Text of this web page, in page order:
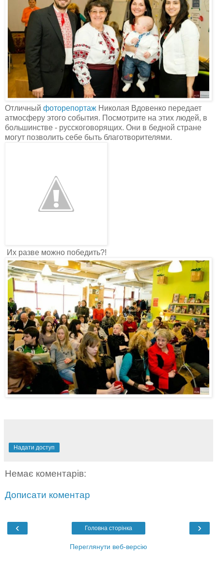
Отличный фоторепортаж Николая Вдовенко передает
атмосферу этого события. Посмотрите на этих людей, в
большинстве - русскоговорящих. Они в бедной стране
могут позволить себе быть благотворителями.
Их разве можно победить?!
Надати доступ
Немає коментарів:
Дописати коментар
‹ ›
Головна сторінка
Переглянути веб-версію